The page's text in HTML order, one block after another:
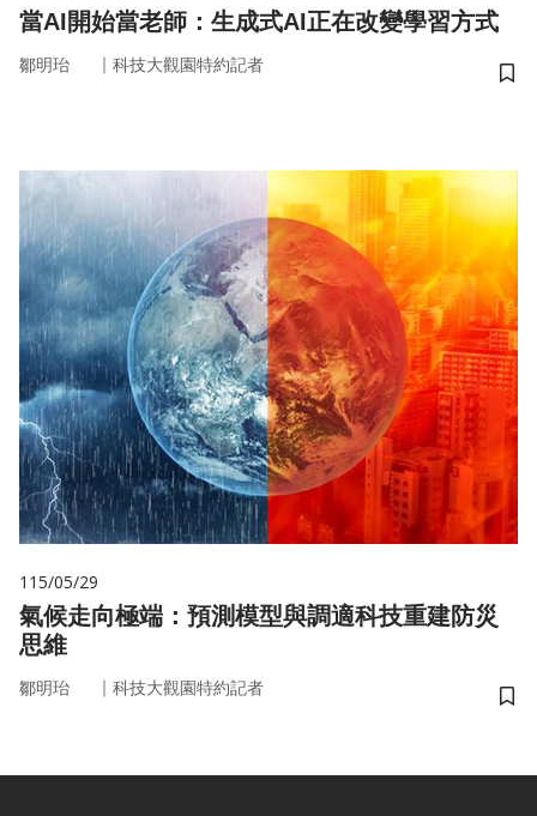
當AI開始當老師：生成式AI正在改變學習方式
鄒明珆 ｜ 科技大觀園特約記者
儲
115/05/29
氣候走向極端：預測模型與調適科技重建防災
思維
鄒明珆 ｜ 科技大觀園特約記者
儲